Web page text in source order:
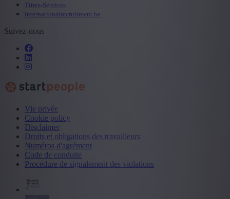
Titres-Services
internationalrecruitment.be
Suivez-nous
Vie privée
Cookie policy
Disclaimer
Droits et obligations des travailleurs
Numéros d'agrément
Code de conduite
Procédure de signalement des violations